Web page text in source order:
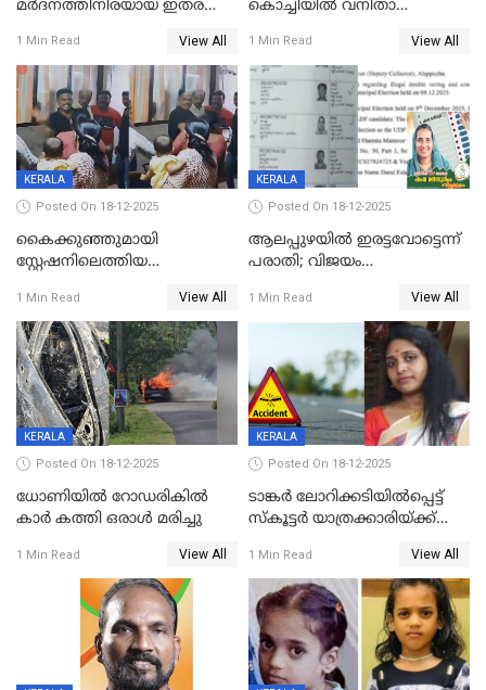
മർദനത്തിനിരയായ ഇതര
നടുക്കുന്ന സംഭവം
വാളയാറിൽ
1 Min Read View All
കൊച്ചിയില്‍ വനിതാ
കോടി രൂപ
1 Min Read View All
KERALA
Posted On 18-12-2025
കൈക്കുഞ്ഞുമായി
സ്റ്റേഷനിലെത്തിയ
കരണത്തടിച്ചു; CC ടിവി
ദൃശ്യങ്ങൾ പുറത്ത്
1 Min Read View All
KERALA
Posted On 18-12-2025
ആലപ്പുഴയിൽ ഇരട്ടവോട്ടെന്ന്
പരാതി; വിജയം
വാർഡിലെ എൽഡിഎഫ്
സ്ഥാനാർത്ഥി
1 Min Read View All
KERALA
Posted On 18-12-2025
ധോണിയിൽ റോഡരികിൽ
കാർ കത്തി ഒരാൾ മരിച്ചു
1 Min Read View All
KERALA
Posted On 18-12-2025
ടാങ്കർ ലോറിക്കടിയിൽപ്പെട്ട്
സ്കൂട്ടർ യാത്രക്കാരിയ്ക്ക്
കണ്ടോത്ത് ദേശീയ പാതയിൽ
1 Min Read View All